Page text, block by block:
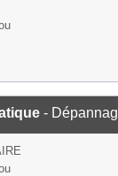
-